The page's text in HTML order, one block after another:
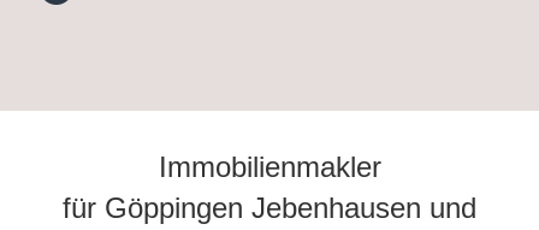
Immobilienmakler
für Göppingen Jebenhausen und